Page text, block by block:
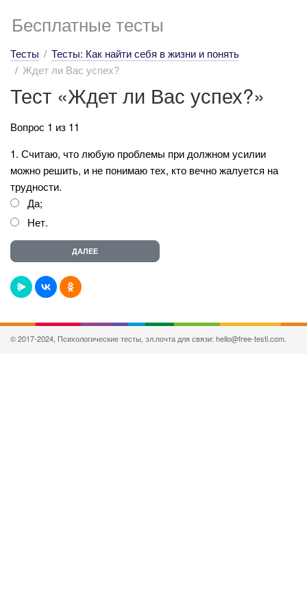
Бесплатные тесты
Тесты
Тесты: Как найти себя в жизни и понять
Ждет ли Вас успех?
Тест «Ждет ли Вас успех?»
Вопрос 1 из 11
1. Считаю, что любую проблемы при должном усилии
можно решить, и не понимаю тех, кто вечно жалуется на
трудности.
Да;
Нет.
© 2017-2024, Психологические тесты, эл.почта для связи: hello@free-testi.com.